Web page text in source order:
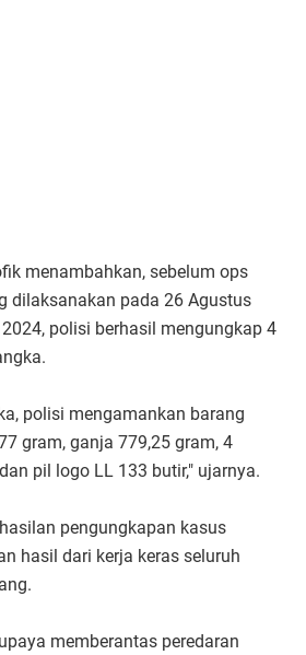
menambahkan, sebelum ops
dilaksanakan pada 26 Agustus
polisi berhasil mengungkap 4
polisi mengamankan barang
gram, ganja 779,25 gram, 4
pil logo LL 133 butir," ujarnya.
pengungkapan kasus
hasil dari kerja keras seluruh
memberantas peredaran